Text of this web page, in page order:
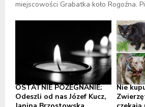
miejscowości Grabatka koło Rogoźna.
OSTATNIE POŻEGNANIE:
Odeszli od nas Józef Kucz,
Nie